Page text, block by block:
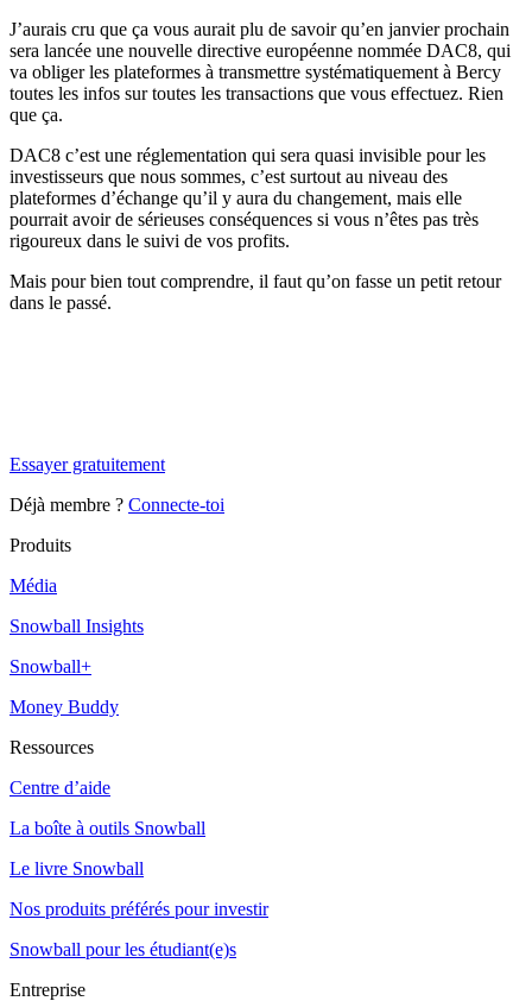
J’aurais cru que ça vous aurait plu de savoir qu’en janvier prochain
sera lancée une nouvelle directive européenne nommée DAC8, qui
va obliger les plateformes à transmettre systématiquement à Bercy
toutes les infos sur toutes les transactions que vous effectuez. Rien
que ça.
DAC8 c’est une réglementation qui sera quasi invisible pour les
investisseurs que nous sommes, c’est surtout au niveau des
plateformes d’échange qu’il y aura du changement, mais elle
pourrait avoir de sérieuses conséquences si vous n’êtes pas très
rigoureux dans le suivi de vos profits.
Mais pour bien tout comprendre, il faut qu’on fasse un petit retour
dans le passé.
Essayer gratuitement
Déjà membre ? Connecte-toi
Produits
Média
Snowball Insights
Snowball+
Money Buddy
Ressources
Centre d’aide
La boîte à outils Snowball
Le livre Snowball
Nos produits préférés pour investir
Snowball pour les étudiant(e)s
Entreprise